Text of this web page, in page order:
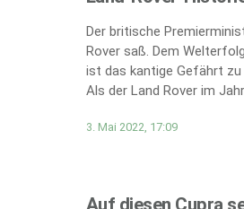
Der britische
Rover saß. Dem
ist das kantige Gefährt zu
Als der Land Rover im
3. Mai 2022, 17:09
Auf diesen Cupra